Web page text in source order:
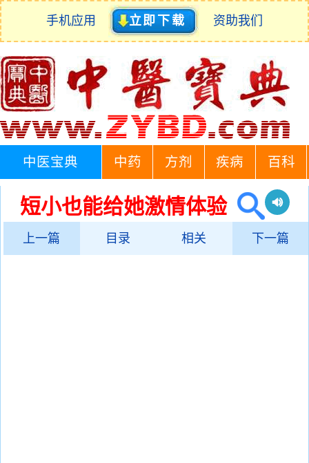
手机应用 立即下载 资助我们
中医宝典 中药 方剂 疾病 百科
短小也能给她激情体验
上一篇 目录 相关 下一篇